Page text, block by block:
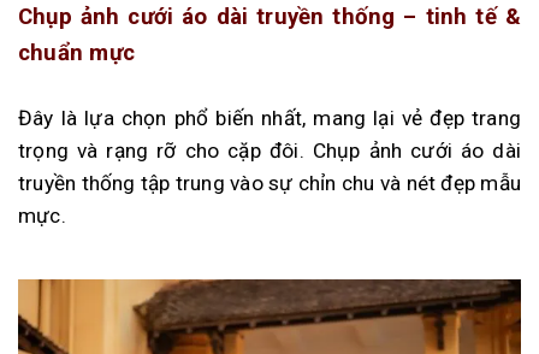
Chụp ảnh cưới áo dài truyền thống – tinh tế &
chuẩn mực
Đây là lựa chọn phổ biến nhất, mang lại vẻ đẹp trang
trọng và rạng rỡ cho cặp đôi. Chụp ảnh cưới áo dài
truyền thống tập trung vào sự chỉn chu và nét đẹp mẫu
mực.